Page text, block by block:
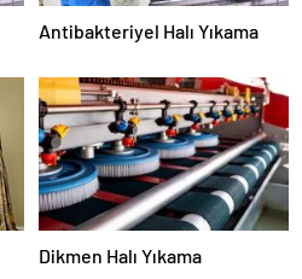
Antibakteriyel Halı Yıkama
Dikmen Halı Yıkama